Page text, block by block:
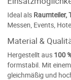
Ideal als Raumteiler,
Messen, Events,
Material &
Hergestellt aus 100
formstabil. Mit
gleichmäßig und